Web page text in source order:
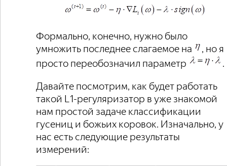
Формально, конечно, нужно было
умножить последнее слагаемое на
, но я
просто переобозначил параметр
.
Давайте посмотрим, как будет работать
такой L1-регуляризатор в уже знакомой
нам простой задаче классификации
гусениц и божьих коровок. Изначально, у
нас есть следующие результаты
измерений: